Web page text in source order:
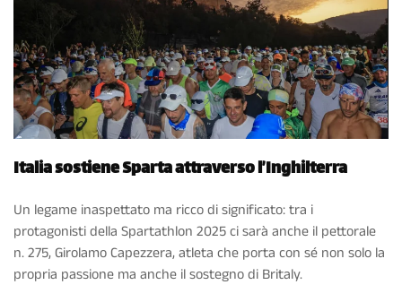
Italia sostiene Sparta attraverso l’Inghilterra
Un legame inaspettato ma ricco di significato: tra i
protagonisti della Spartathlon 2025 ci sarà anche il pettorale
n. 275, Girolamo Capezzera, atleta che porta con sé non solo la
propria passione ma anche il sostegno di Britaly.